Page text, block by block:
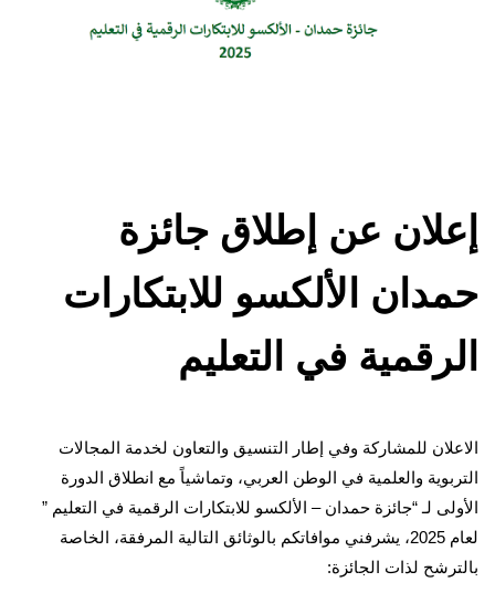
إعلان عن إطلاق جائزة
حمدان الألكسو للابتكارات
الرقمية في التعليم
الاعلان للمشاركة وفي إطار التنسيق والتعاون لخدمة المجالات
التربوية والعلمية في الوطن العربي، وتماشياً مع انطلاق الدورة
الأولى لـ “جائزة حمدان – الألكسو للابتكارات الرقمية في التعليم ”
لعام 2025، يشرفني موافاتكم بالوثائق التالية المرفقة، الخاصة
بالترشح لذات الجائزة: